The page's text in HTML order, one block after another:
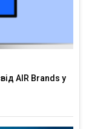
AIR Brands у